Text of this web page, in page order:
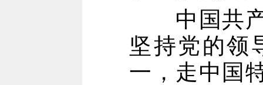
中国共产
坚持党的领
一，走中国